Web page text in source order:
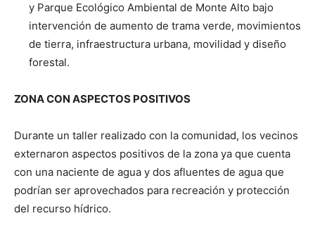
y Parque Ecológico Ambiental de Monte Alto bajo
intervención de aumento de trama verde, movimientos
de tierra, infraestructura urbana, movilidad y diseño
forestal.
ZONA CON ASPECTOS POSITIVOS
Durante un taller realizado con la comunidad, los vecinos
externaron aspectos positivos de la zona ya que cuenta
con una naciente de agua y dos afluentes de agua que
podrían ser aprovechados para recreación y protección
del recurso hídrico.